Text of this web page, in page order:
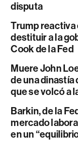
disputa
Trump
destituir a la
Cook de la Fed
Muere John
de una dinastía
que se volcó a
Barkin, de la
mercado
en un